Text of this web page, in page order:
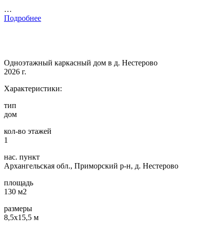
…
Подробнее
Одноэтажный каркасный дом в д. Нестерово
2026 г.
Характеристики:
тип
дом
кол-во этажей
1
нас. пункт
Архангельская обл., Приморский р-н, д. Нестерово
площадь
130 м2
размеры
8,5х15,5 м